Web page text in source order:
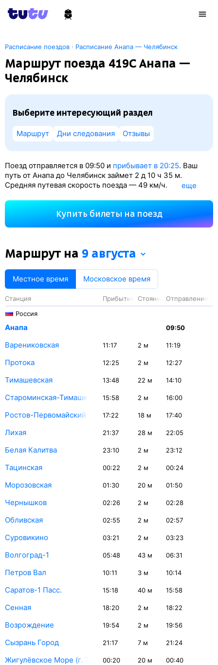
Расписание поездов · Расписание Анапа — Челябинск
Маршрут поезда 419С Анапа —
Челябинск
Выберите интересующий раздел
Маршрут Дни следования Отзывы
Поезд отправляется в 09:50 и прибывает в 20:25. Ваш
путь от Анапа до Челябинск займет 2 д 10 ч 35 м.
Средняя путевая скорость поезда — 49 км/ч.
Вы проедете 2890 км. На этом маршруте будет 31
остановка. Самая продолжительная стоянка поезда
на станции Волгоград-1 — 43 минуты.
eще
Купить билеты на поезд
Маршрут на 9 августа
Местное время Московское время
Станция Прибытие Стоянка
Отправление
Россия
Анапа 09:50
Варениковская 11:17 2 м 11:19
Протока 12:25 2 м 12:27
Тимашевская 13:48 22 м 14:10
Староминская-Тимашевская15:58 2 м 16:00
Ростов-Первомайский 17:22 18 м 17:40
Лихая 21:37 28 м 22:05
Белая Калитва 23:10 2 м 23:12
Тацинская 00:22 2 м 00:24
Морозовская 01:30 20 м 01:50
Чернышков 02:26 2 м 02:28
Обливская 02:55 2 м 02:57
Суровикино 03:21 2 м 03:23
Волгоград-1 05:48 43 м 06:31
Петров Вал 10:11 3 м 10:14
Саратов-1 Пасс. 15:18 40 м 15:58
Сенная 18:20 2 м 18:22
Возрождение 19:54 2 м 19:56
Сызрань Город 21:17 7 м 21:24
Жигулёвское Море (г. Тольятти)
00:20 20 м 00:40